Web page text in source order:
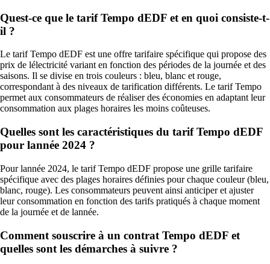
Quest-ce que le tarif Tempo dEDF et en quoi consiste-t-
il ?
Le tarif Tempo dEDF est une offre tarifaire spécifique qui propose des
prix de lélectricité variant en fonction des périodes de la journée et des
saisons. Il se divise en trois couleurs : bleu, blanc et rouge,
correspondant à des niveaux de tarification différents. Le tarif Tempo
permet aux consommateurs de réaliser des économies en adaptant leur
consommation aux plages horaires les moins coûteuses.
Quelles sont les caractéristiques du tarif Tempo dEDF
pour lannée 2024 ?
Pour lannée 2024, le tarif Tempo dEDF propose une grille tarifaire
spécifique avec des plages horaires définies pour chaque couleur (bleu,
blanc, rouge). Les consommateurs peuvent ainsi anticiper et ajuster
leur consommation en fonction des tarifs pratiqués à chaque moment
de la journée et de lannée.
Comment souscrire à un contrat Tempo dEDF et
quelles sont les démarches à suivre ?